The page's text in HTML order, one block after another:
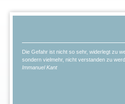
Die Gefahr ist nicht so sehr, widerlegt zu
sondern vielmehr, nicht verstanden zu
Immanuel Kant